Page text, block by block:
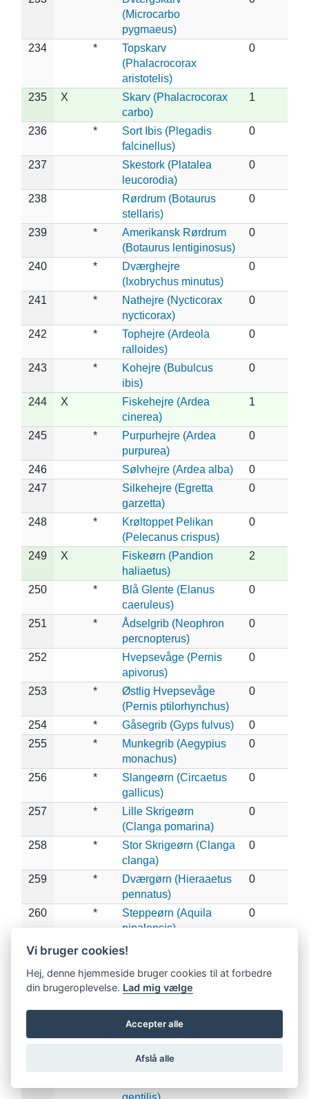
(Microcarbo
pygmaeus)
234 *
Topskarv
(Phalacrocorax
aristotelis)
0
235 X
Skarv (Phalacrocorax
carbo)
1
236 *
Sort Ibis (Plegadis
falcinellus)
0
237
Skestork (Platalea
leucorodia)
0
238
Rørdrum (Botaurus
stellaris)
0
239 *
Amerikansk Rørdrum
(Botaurus lentiginosus)
0
240 *
Dværghejre
(Ixobrychus minutus)
0
241 *
Nathejre (Nycticorax
nycticorax)
0
242 *
Tophejre (Ardeola
ralloides)
0
243 *
Kohejre (Bubulcus
ibis)
0
244 X
Fiskehejre (Ardea
cinerea)
1
245 *
Purpurhejre (Ardea
purpurea)
0
246 Sølvhejre (Ardea alba)
0
247
Silkehejre (Egretta
garzetta)
0
248 *
Krøltoppet Pelikan
(Pelecanus crispus)
0
249 X
Fiskeørn (Pandion
haliaetus)
2
250 *
Blå Glente (Elanus
caeruleus)
0
251 *
Ådselgrib (Neophron
percnopterus)
0
252
Hvepsevåge (Pernis
apivorus)
0
253 *
Østlig Hvepsevåge
(Pernis ptilorhynchus)
0
254 * Gåsegrib (Gyps fulvus)
0
255
*
Munkegrib (Aegypius
monachus)
0
256 *
Slangeørn (Circaetus
gallicus)
0
257 *
Lille Skrigeørn
(Clanga pomarina)
0
258 *
Stor Skrigeørn (Clanga
clanga)
0
259 *
Dværgørn (Hieraaetus
pennatus)
0
260 *
Steppeørn (Aquila
nipalensis)
0
261 *
Kejserørn (Aquila
262
Kongeørn (Aquila
chrysaetos)
0
fasciata)
nisus)
Vi bruger cookies!
Hej, denne hjemmeside bruger cookies til at forbedre
din brugeroplevelse. Lad mig vælge
Accepter alle
Afslå alle